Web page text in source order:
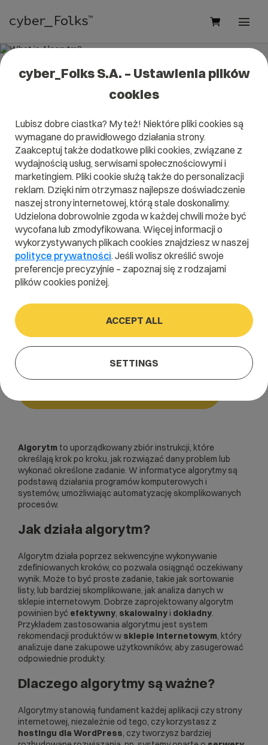
What is Algorytm?
It will help you better understand what exactly it is
Algorytmand what is the meaning to you in everyday use.
A B C D E F G H
I
J
K L M N O P Q
R
S
T U V W X Y Z
Home/Dictionary/Podstawowe pojęcia i akronimy/Algorytm
Algorytm
Algorytm to uporządkowany zbiór instrukcji, które
określają krok po kroku, jak rozwiązać dany problem lub
wykonać określone zadanie. W informatyce algorytmy są
podstawą działania programów komputerowych i
systemów, umożliwiając automatyzację skomplikowanych
procesów.
Jak działa algorytm?
Algorytm działa poprzez sekwencyjne wykonywanie
zdefiniowanych kroków, co pozwala osiągnąć oczekiwany
wynik. Może to być proste zadanie, takie jak sortowanie
listy, lub bardziej skomplikowane, jak analiza danych w
sklepie internetowym. Dobrze zaprojektowany algorytm
powinien być efektywny, skalowalny i dokładny.
Przykładem zastosowania algorytmu jest system
rekomendacji produktów w sklepie internetowym, który
analizuje dane zakupowe użytkowników, aby zasugerować
odpowiednie produkty.
Dlaczego algorytmy są ważne?
Algorytmy stanowią fundament każdej aplikacji czy strony
internetowej, niezależnie od tego, czy korzystasz z
hostingu dla WordPress, czy tworzysz bardziej
cyber_Folks S.A. – Ustawienia plików
cookies
Lubisz dobre ciastka? My też! Niektóre pliki cookies są
wymagane do prawidłowego działania strony.
Zaakceptuj także dodatkowe pliki cookies, związane z
wydajnością usług, serwisami społecznościowymi i
marketingiem. Pliki cookie służą także do personalizacji
reklam. Dzięki nim otrzymasz najlepsze doświadczenie
naszej strony internetowej, którą stale doskonalimy.
Udzielona dobrowolnie zgoda w każdej chwili może być
wycofana lub zmodyfikowana. Więcej informacji o
wykorzystywanych plikach cookies znajdziesz w naszej
polityce prywatności. Jeśli wolisz określić swoje
preferencje precyzyjnie – zapoznaj się z rodzajami
plików cookies poniżej.
ACCEPT ALL
SETTINGS